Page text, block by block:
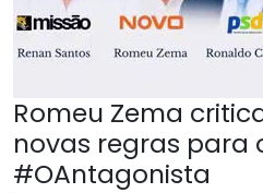
Romeu Zema
novas regras para
#OAntagonista